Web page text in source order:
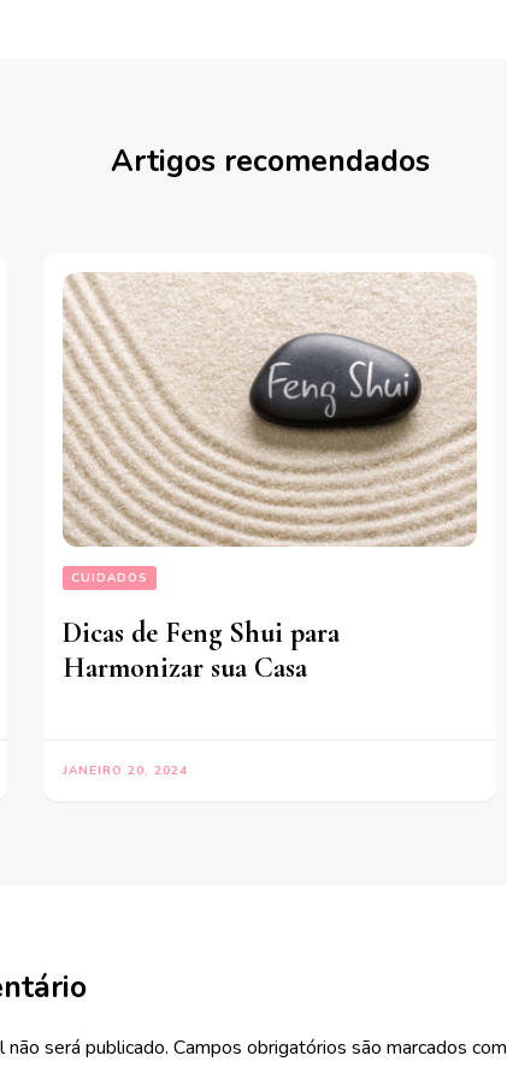
Artigos recomendados
CUIDADOS
Dicas de Feng Shui para
Harmonizar sua Casa
JANEIRO 20, 2024
será publicado. Campos obrigatórios são marcados com